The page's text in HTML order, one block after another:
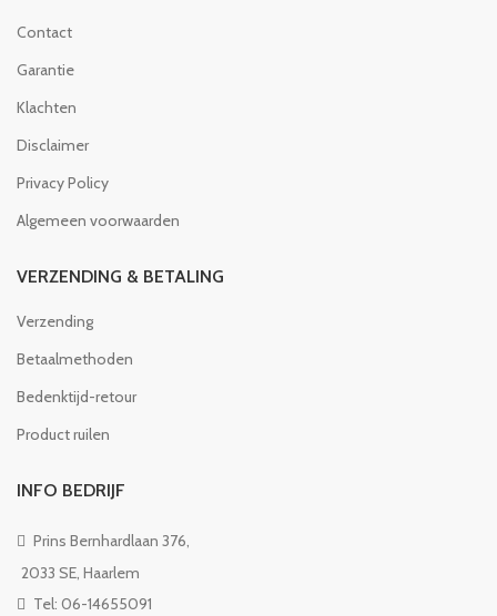
Contact
Garantie
Klachten
Disclaimer
Privacy Policy
Algemeen voorwaarden
VERZENDING & BETALING
Verzending
Betaalmethoden
Bedenktijd-retour
Product ruilen
INFO BEDRIJF
Prins Bernhardlaan 376,
2033 SE, Haarlem
Tel: 06-14655091